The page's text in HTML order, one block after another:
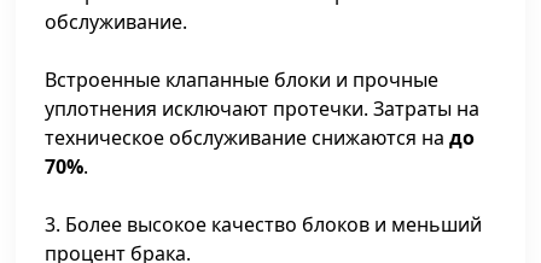
обслуживание.
Встроенные клапанные блоки и прочные
уплотнения исключают протечки. Затраты на
техническое обслуживание снижаются надо
70%.
3. Более высокое качество блоков и меньший
процент брака.